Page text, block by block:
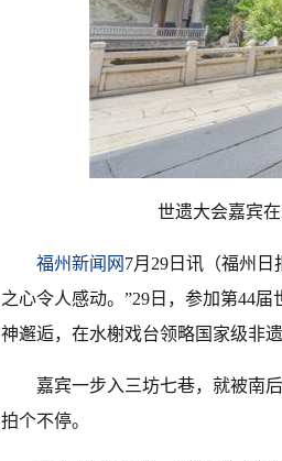
世遗大会嘉宾
福州新闻网 7月29日讯（福州
之心令人感动。”29日，参加第44
神邂逅，在水榭戏台领略国家级非
嘉宾一步入三坊七巷，就被南
拍个不停。